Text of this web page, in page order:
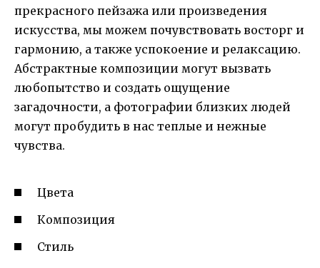
прекрасного пейзажа или произведения
искусства, мы можем почувствовать восторг и
гармонию, а также успокоение и релаксацию.
Абстрактные композиции могут вызвать
любопытство и создать ощущение
загадочности, а фотографии близких людей
могут пробудить в нас теплые и нежные
чувства.
Цвета
Композиция
Стиль